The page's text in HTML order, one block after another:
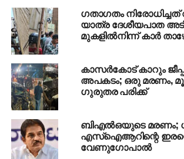
RELATED TOPICS: GOVINDACHAMI KERALA
UP NEXT
പത്തനംതിട്ടയില്‍ തെരുവുനായ
അഞ്ച് പേര്‍ക്ക് പരിക്ക്
DON'T MISS
പത്തനംതിട്ടയില്‍
പിന്നില്‍ സ്വകാര്യ ബസ്
ഗുണ്ടായിസം
ഗതാഗതം
യാത്ര ദേശീയപാത
മുകളില്‍നിന്ന് കാര്‍
കാസര്‍കോട് കാറും ജീപ്പും
അപകടം; ഒരു മരണം,
ഗുരുതര പരിക്ക്
ബിഎല്‍ഒയുടെ മരണം;
എസ്‌ഐആറിന്റെ
വേണുഗോപാല്‍